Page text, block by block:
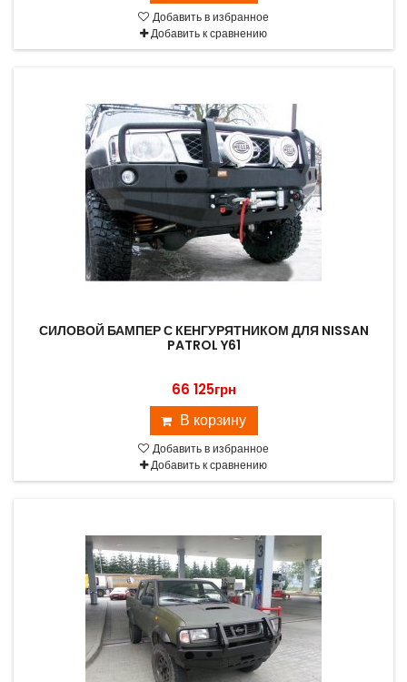
Добавить в избранное
Добавить к сравнению
СИЛОВОЙ БАМПЕР С КЕНГУРЯТНИКОМ ДЛЯ NISSAN
PATROL Y61
66 125грн
В корзину
Добавить в избранное
Добавить к сравнению